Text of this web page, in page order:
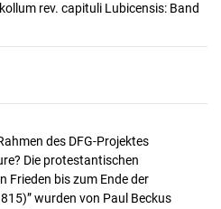
rev. capituli Lubicensis: Band
des DFG-Projektes
Die protestantischen
Frieden bis zum Ende der
wurden von Paul Beckus